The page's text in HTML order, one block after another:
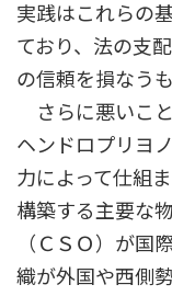
実践はこれらの
ており、法の支
の信頼を損なう
さらに悪いこ
ヘンドロプリヨ
力によって仕組
構築する主要な
（ＣＳＯ）が国
織が外国や西側